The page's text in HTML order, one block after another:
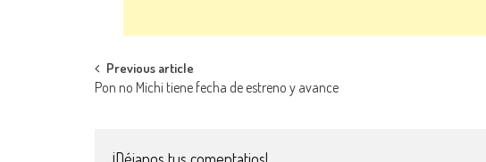
Navegación de entradas
Previous article
Pon no Michi tiene fecha de estreno y avance